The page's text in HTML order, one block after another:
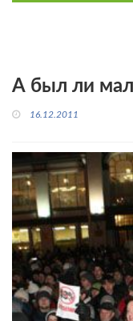
А был ли
16.12.2011